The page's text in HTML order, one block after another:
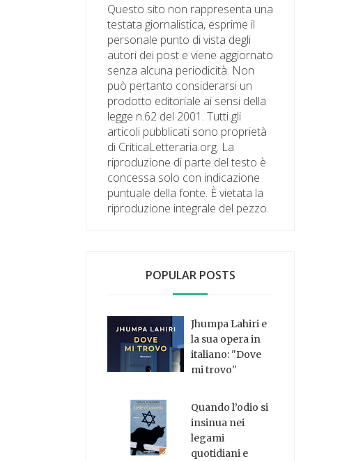
Questo sito non rappresenta una
testata giornalistica, esprime il
personale punto di vista degli
autori dei post e viene aggiornato
senza alcuna periodicità. Non
può pertanto considerarsi un
prodotto editoriale ai sensi della
legge n.62 del 2001. Tutti gli
articoli pubblicati sono proprietà
di CriticaLetteraria.org. La
riproduzione di parte del testo è
concessa solo con indicazione
puntuale della fonte. È vietata la
riproduzione integrale del pezzo.
POPULAR POSTS
Jhumpa Lahiri e
la sua opera in
italiano: "Dove
mi trovo"
Quando l’odio si
insinua nei
legami
quotidiani e